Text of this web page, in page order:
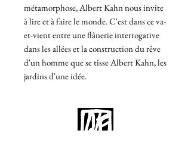
métamorphose, Albert Kahn nous invite
à lire et à faire le monde. C'est dans ce va-
et-vient entre une flânerie interrogative
dans les allées et la construction du rêve
d'un homme que se tisse Albert Kahn, les
jardins d'une idée.